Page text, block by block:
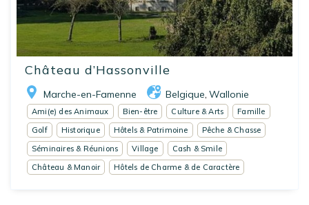
Château d’Hassonville
Marche-en-Famenne Belgique Wallonie
Ami(e) des Animaux Bien-être Culture & Arts
Famille
Golf
Historique Hôtels & Patrimoine
Pêche & Chasse
Séminaires & Réunions
Village
Cash & Smile
Château & Manoir
Hôtels de Charme & de Caractère